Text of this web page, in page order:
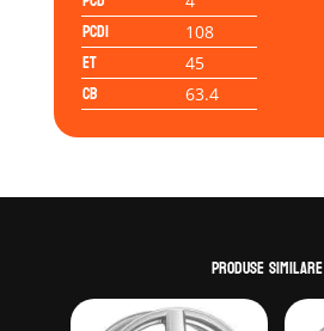
PCD1 108
ET 45
CB 63.4
Produse similare